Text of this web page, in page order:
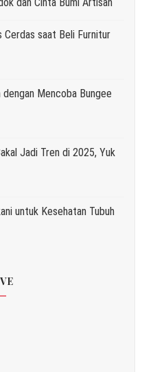
Cerdas saat Beli Furnitur
dengan Mencoba Bungee
Jadi Tren di 2025, Yuk
untuk Kesehatan Tubuh